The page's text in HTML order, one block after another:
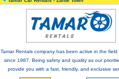
Tamar Rentals company has been active in the field
since 1987. Being safety and quality as our
provide you with a fast, friendly, and exclusive